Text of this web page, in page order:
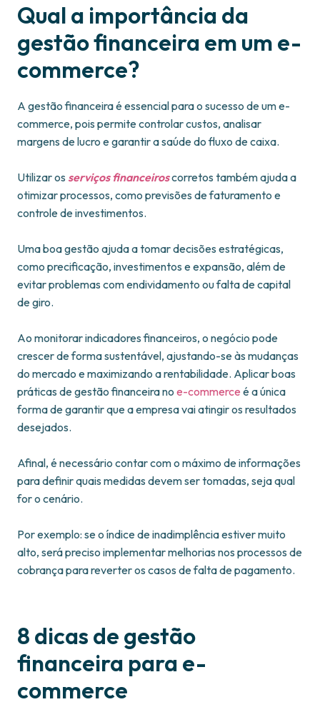
Qual a importância da
gestão financeira em um e-
commerce?
A gestão financeira é essencial para o sucesso de um e-
commerce, pois permite controlar custos, analisar
margens de lucro e garantir a saúde do fluxo de caixa.
Utilizar os serviços financeiroscorretos também ajuda a
otimizar processos, como previsões de faturamento e
controle de investimentos.
Uma boa gestão ajuda a tomar decisões estratégicas,
como precificação, investimentos e expansão, além de
evitar problemas com endividamento ou falta de capital
de giro.
Ao monitorar indicadores financeiros, o negócio pode
crescer de forma sustentável, ajustando-se às mudanças
do mercado e maximizando a rentabilidade. Aplicar boas
práticas de gestão financeira no e-commerce é a única
forma de garantir que a empresa vai atingir os resultados
desejados.
Afinal, é necessário contar com o máximo de informações
para definir quais medidas devem ser tomadas, seja qual
for o cenário.
Por exemplo: se o índice de inadimplência estiver muito
alto, será preciso implementar melhorias nos processos de
cobrança para reverter os casos de falta de pagamento.
8 dicas de gestão
financeira para e-
commerce